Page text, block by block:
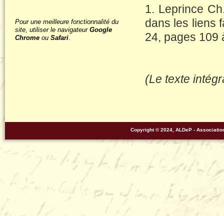
Pour une meilleure fonctionnalité du
site, utiliser le navigateur Google
Chrome ou Safari
1. Leprince
dans les liens
24, pages 109
(Le texte
Copyright © 2024, ALDeP -